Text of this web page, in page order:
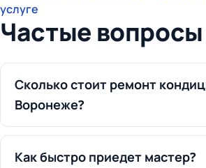
услуге
Частые вопросы
Сколько стоит ремонт
Воронеже?
Как быстро приедет мастер?